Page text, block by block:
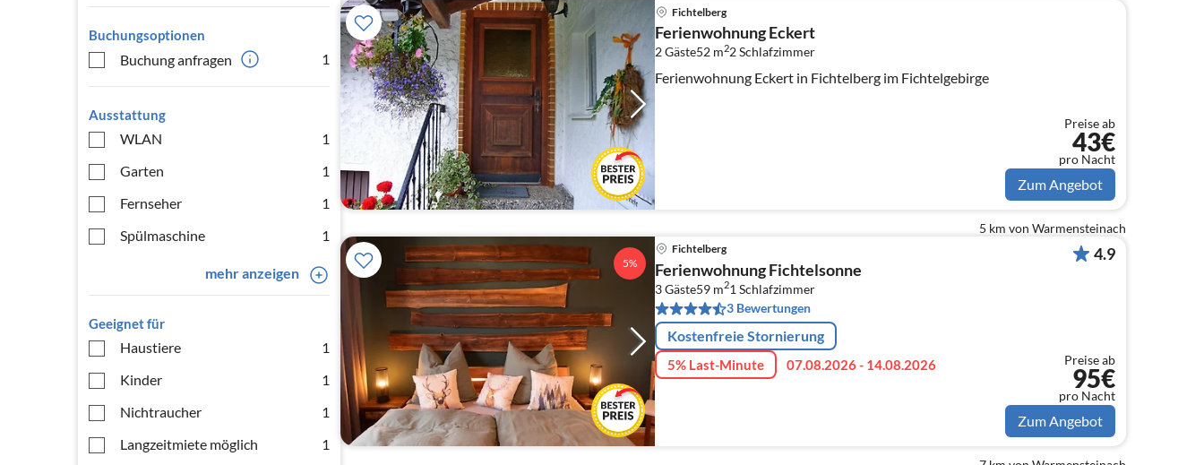
Buchungsoptionen
Buchung anfragen 1
Ausstattung
WLAN
1
Garten
1
Fernseher
1
Spülmaschine
1
mehr anzeigen
Geeignet für
Haustiere
1
Kinder
1
Nichtraucher
1
Langzeitmiete möglich
1
Fichtelberg
Ferienwohnung Eckert
2 Gäste52 m22Schlafzimmer
Ferienwohnung Eckert in Fichtelberg im Fichtelgebirge
Preise ab
43€
pro Nacht
Zum Angebot
5%
5 km von Warmensteinach
Fichtelberg
Ferienwohnung Fichtelsonne
3 Gäste59 m21 Schlafzimmer
3 Bewertungen
Kostenfreie Stornierung
5% Last-Minute 07.08.2026 - 14.08.2026
4.9
Preise ab
95€
pro Nacht
Zum Angebot